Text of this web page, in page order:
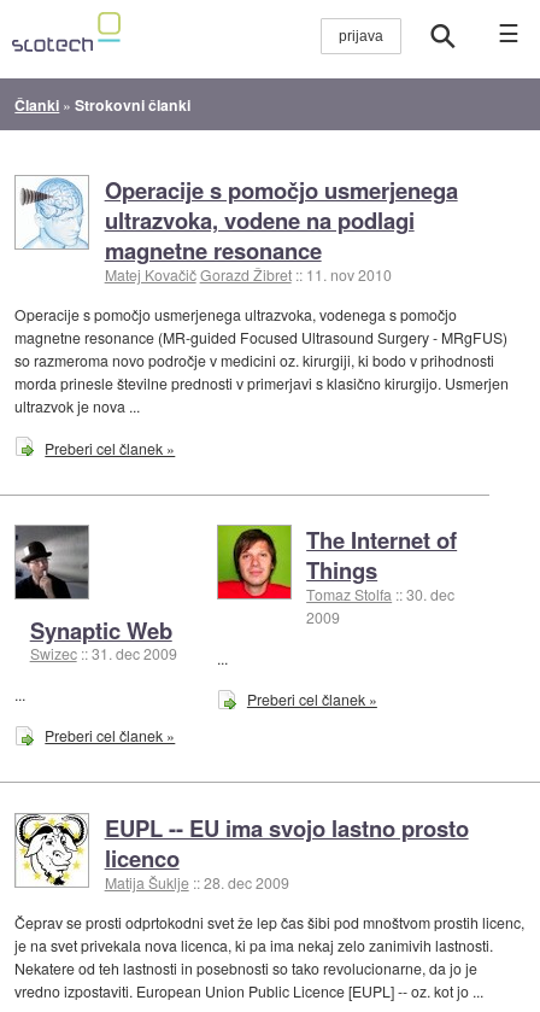
☰
Članki »Strokovni članki
Operacije s pomočjo usmerjenega
ultrazvoka, vodene na podlagi
magnetne resonance
Matej KovačičGorazd Žibret :: 11. nov 2010
Operacije s pomočjo usmerjenega ultrazvoka, vodenega s pomočjo
magnetne resonance (MR-guided Focused Ultrasound Surgery - MRgFUS)
so razmeroma novo področje v medicini oz. kirurgiji, ki bodo v prihodnosti
morda prinesle številne prednosti v primerjavi s klasično kirurgijo. Usmerjen
ultrazvok je nova ...
Preberi cel članek »
Synaptic Web
Swizec ::31. dec 2009
...
Preberi cel članek »
The Internet of
Things
Tomaz Stolfa ::30. dec
2009
...
Preberi cel članek »
EUPL -- EU ima svojo lastno prosto
licenco
Matija Šuklje ::28. dec 2009
Čeprav se prosti odprtokodni svet že lep čas šibi pod mnoštvom prostih licenc,
je na svet privekala nova licenca, ki pa ima nekaj zelo zanimivih lastnosti.
Nekatere od teh lastnosti in posebnosti so tako revolucionarne, da jo je
vredno izpostaviti. European Union Public Licence [EUPL] -- oz. kot jo ...